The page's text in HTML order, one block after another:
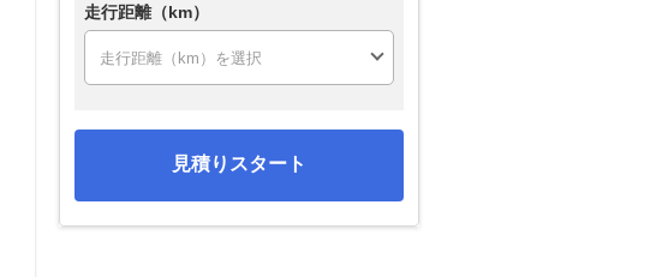
走行距離（km）
見積りスタート